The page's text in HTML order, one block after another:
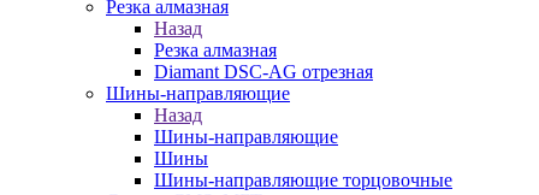
Резка алмазная
Назад
Резка алмазная
Diamant DSC-AG отрезная
Шины-направляющие
Назад
Шины-направляющие
Шины
Шины-направляющие торцовочные